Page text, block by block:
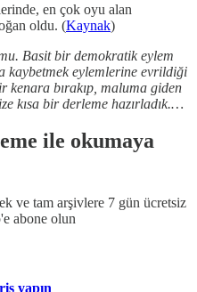
en çok oyu alan
oldu. (Kaynak)
Basit bir demokratik eylem
kaybetmek eylemlerine evrildiği
kenara bırakıp, maluma giden
kısa bir derleme hazırladık.…
ile okumaya
ve tam arşivlere 7 gün ücretsiz
'e abone olun
yapın